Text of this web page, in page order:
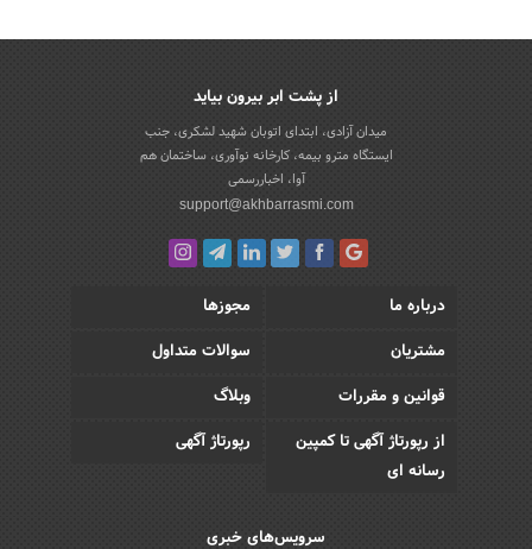
از پشت ابر بیرون بیاید
میدان آزادی، ابتدای اتوبان شهید لشکری، جنب
ایستگاه مترو بیمه، کارخانه نوآوری، ساختمان هم
آوا، اخباررسمی
support@akhbarrasmi.com
درباره ما
مجوزها
مشتریان
سوالات متداول
قوانین و مقررات
وبلاگ
از رپورتاژ آگهی تا کمپین
رسانه ای
رپورتاژ آگهی
سرویس‌های خبری